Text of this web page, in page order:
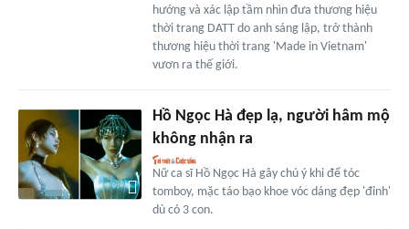
hướng và xác lập tầm nhìn đưa thương hiệu
thời trang DATT do anh sáng lập, trở thành
thương hiệu thời trang 'Made in Vietnam'
vươn ra thế giới.
Hồ Ngọc Hà đẹp lạ, người hâm mộ
không nhận ra
Nữ ca sĩ Hồ Ngọc Hà gây chú ý khi để tóc
tomboy, mặc táo bạo khoe vóc dáng đẹp 'đỉnh'
dù có 3 con.